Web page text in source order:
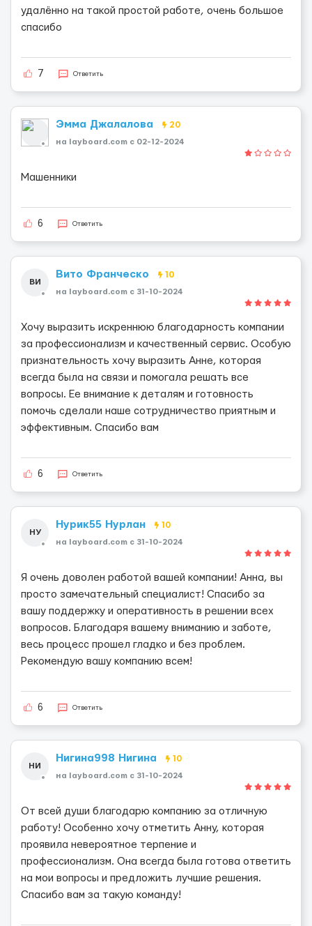
удалённо на такой простой работе, очень большое
спасибо
7 Ответить
Эмма Джалалова 20
на layboard.com c 02-12-2024
Машенники
6 Ответить
ВИ
Вито Франческо 10
на layboard.com c 31-10-2024
Хочу выразить искреннюю благодарность компании
за профессионализм и качественный сервис. Особую
признательность хочу выразить Анне, которая
всегда была на связи и помогала решать все
вопросы. Ее внимание к деталям и готовность
помочь сделали наше сотрудничество приятным и
эффективным. Спасибо вам
6 Ответить
НУ
Нурик55 Нурлан 10
на layboard.com c 31-10-2024
Я очень доволен работой вашей компании! Анна, вы
просто замечательный специалист! Спасибо за
вашу поддержку и оперативность в решении всех
вопросов. Благодаря вашему вниманию и заботе,
весь процесс прошел гладко и без проблем.
Рекомендую вашу компанию всем!
6 Ответить
НИ
Нигина998 Нигина 10
на layboard.com c 31-10-2024
От всей души благодарю компанию за отличную
работу! Особенно хочу отметить Анну, которая
проявила невероятное терпение и
профессионализм. Она всегда была готова ответить
на мои вопросы и предложить лучшие решения.
Спасибо вам за такую команду!